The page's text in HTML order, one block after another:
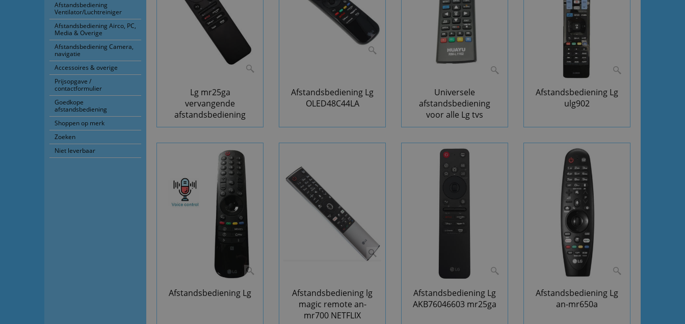
Afstandsbediening
Ventilator/Luchtreiniger
Afstandsbediening Airco, PC,
Media & Overige
Afstandsbediening Camera,
navigatie
Accessoires & overige
Prijsopgave /
contactformulier
Goedkope
afstandsbediening
Shoppen op merk
Zoeken
Niet leverbaar
Lg mr25ga
vervangende
afstandsbediening
Afstandsbediening Lg
OLED48C44LA
Universele
afstandsbediening
voor alle Lg tvs
Afstandsbediening Lg
ulg902
Afstandsbediening Lg
Afstandsbediening lg
magic remote an-
mr700 NETFLIX
Afstandsbediening Lg
AKB76046603 mr25ga
Afstandsbediening Lg
an-mr650a